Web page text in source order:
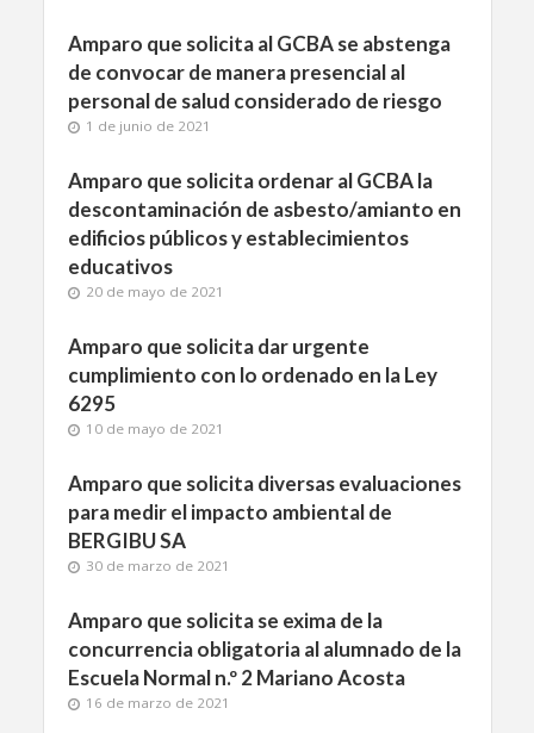
Amparo que solicita al GCBA se abstenga
de convocar de manera presencial al
personal de salud considerado de riesgo
1 de junio de 2021
Amparo que solicita ordenar al GCBA la
descontaminación de asbesto/amianto en
edificios públicos y establecimientos
educativos
20 de mayo de 2021
Amparo que solicita dar urgente
cumplimiento con lo ordenado en la Ley
6295
10 de mayo de 2021
Amparo que solicita diversas evaluaciones
para medir el impacto ambiental de
BERGIBU SA
30 de marzo de 2021
Amparo que solicita se exima de la
concurrencia obligatoria al alumnado de la
Escuela Normal n.º 2 Mariano Acosta
16 de marzo de 2021